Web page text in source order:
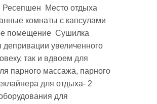
Ресепшен  Место отдыха
комнаты с капсулами
помещение  Сушилка
увеличенного
так и вдвоем для
парного массажа, парного
для отдыха- 2
для